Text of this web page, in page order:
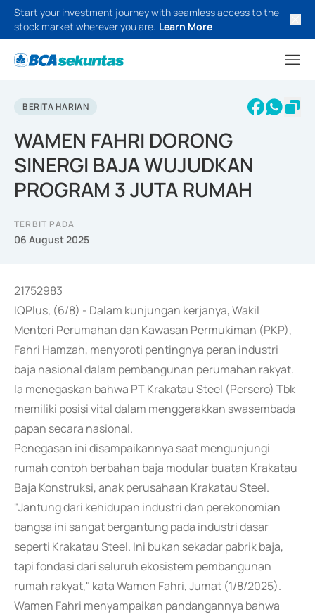
Start your investment journey with seamless access to the
stock market wherever you are. Learn More
BERITA HARIAN
WAMEN FAHRI DORONG
SINERGI BAJA WUJUDKAN
PROGRAM 3 JUTA RUMAH
TERBIT PADA
06 August 2025
21752983
IQPlus, (6/8) - Dalam kunjungan kerjanya, Wakil
Menteri Perumahan dan Kawasan Permukiman (PKP),
Fahri Hamzah, menyoroti pentingnya peran industri
baja nasional dalam pembangunan perumahan rakyat.
Ia menegaskan bahwa PT Krakatau Steel (Persero) Tbk
memiliki posisi vital dalam menggerakkan swasembada
papan secara nasional.
Penegasan ini disampaikannya saat mengunjungi
rumah contoh berbahan baja modular buatan Krakatau
Baja Konstruksi, anak perusahaan Krakatau Steel.
"Jantung dari kehidupan industri dan perekonomian
bangsa ini sangat bergantung pada industri dasar
seperti Krakatau Steel. Ini bukan sekadar pabrik baja,
tapi fondasi dari seluruh ekosistem pembangunan
rumah rakyat," kata Wamen Fahri, Jumat (1/8/2025).
Wamen Fahri menyampaikan pandangannya bahwa